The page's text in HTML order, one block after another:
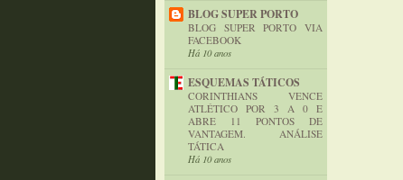
BLOG SUPER PORTO
BLOG SUPER PORTO VIA
FACEBOOK
Há 10 anos
ESQUEMAS TÁTICOS
CORINTHIANS VENCE
ATLÉTICO POR 3 A 0 E
ABRE 11 PONTOS DE
VANTAGEM. ANÁLISE
TÁTICA
Há 10 anos